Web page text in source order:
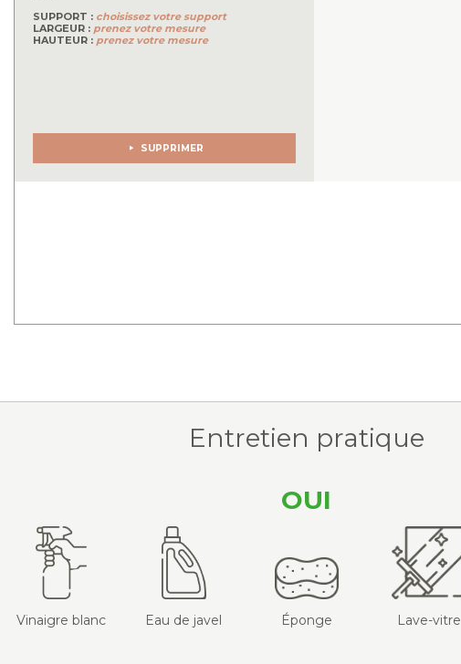
SUPPORT : choisissez votre support
LARGEUR : prenez votre mesure
HAUTEUR : prenez votre mesure
SUPPRIMER
Entretien pratique
OUI
Vinaigre blanc Eau de javel Éponge Lave-vitre